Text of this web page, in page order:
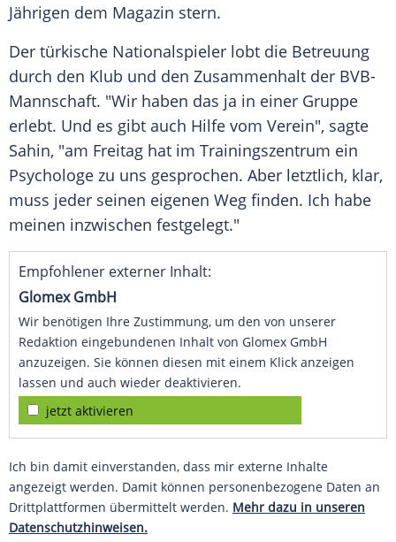
Jährigen dem Magazin stern.
Der türkische Nationalspieler lobt die Betreuung
durch den Klub und den Zusammenhalt der BVB-
Mannschaft. "Wir haben das ja in einer Gruppe
erlebt. Und es gibt auch Hilfe vom Verein", sagte
Sahin, "am Freitag hat im Trainingszentrum ein
Psychologe zu uns gesprochen. Aber letztlich, klar,
muss jeder seinen eigenen Weg finden. Ich habe
meinen inzwischen festgelegt."
Empfohlener externer Inhalt:
Glomex GmbH
Wir benötigen Ihre Zustimmung, um den von unserer
Redaktion eingebundenen Inhalt von Glomex GmbH
anzuzeigen. Sie können diesen mit einem Klick anzeigen
lassen und auch wieder deaktivieren.
jetzt aktivieren
Ich bin damit einverstanden, dass mir externe Inhalte
angezeigt werden. Damit können personenbezogene Daten an
Drittplattformen übermittelt werden. Mehr dazu in unseren
Datenschutzhinweisen.